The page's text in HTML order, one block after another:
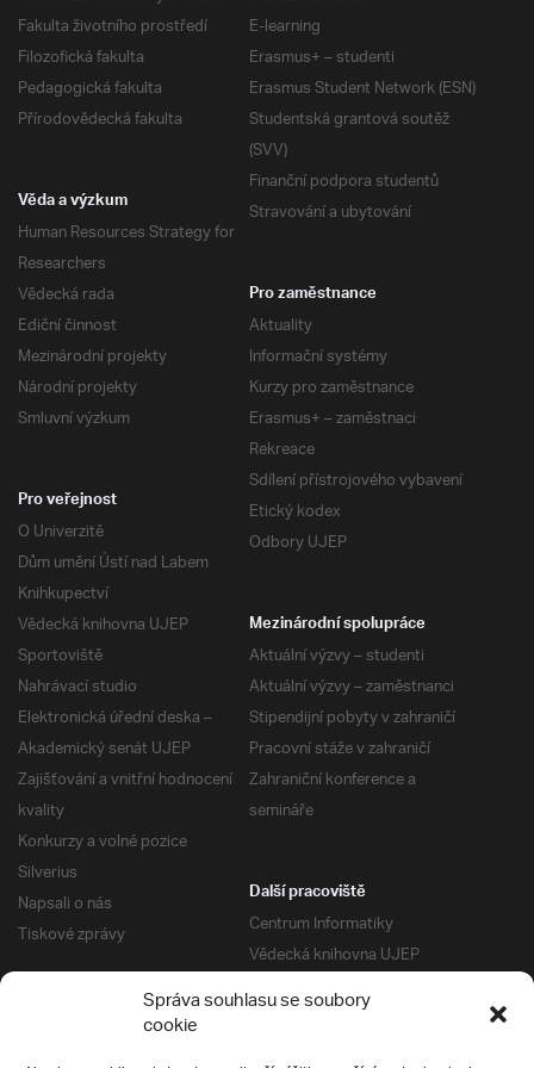
Správa souhlasu se soubory
cookie
Fakulta životního prostředí
Filozofická fakulta
Pedagogická fakulta
Přírodovědecká fakulta
E-learning
Erasmus+ – studenti
Erasmus Student Network (ESN)
Studentská grantová soutěž
(SVV)
Finanční podpora studentů
Stravování a ubytování
Věda a výzkum
Human Resources Strategy for
Researchers
Vědecká rada
Ediční činnost
Mezinárodní projekty
Národní projekty
Smluvní výzkum
Pro zaměstnance
Aktuality
Informační systémy
Kurzy pro zaměstnance
Erasmus+ – zaměstnaci
Rekreace
Sdílení přístrojového vybavení
Etický kodex
Odbory UJEP
Pro veřejnost
O Univerzitě
Dům umění Ústí nad Labem
Knihkupectví
Vědecká knihovna UJEP
Sportoviště
Nahrávací studio
Elektronická úřední deska –
Akademický senát UJEP
Zajišťování a vnitřní hodnocení
kvality
Konkurzy a volné pozice
Silverius
Napsali o nás
Tiskové zprávy
Mezinárodní spolupráce
Aktuální výzvy – studenti
Aktuální výzvy – zaměstnanci
Stipendijní pobyty v zahraničí
Pracovní stáže v zahraničí
Zahraniční konference a
semináře
Další pracoviště
Centrum Informatiky
Vědecká knihovna UJEP
Správa kolejí a menz
Univerzitní centrum podpory